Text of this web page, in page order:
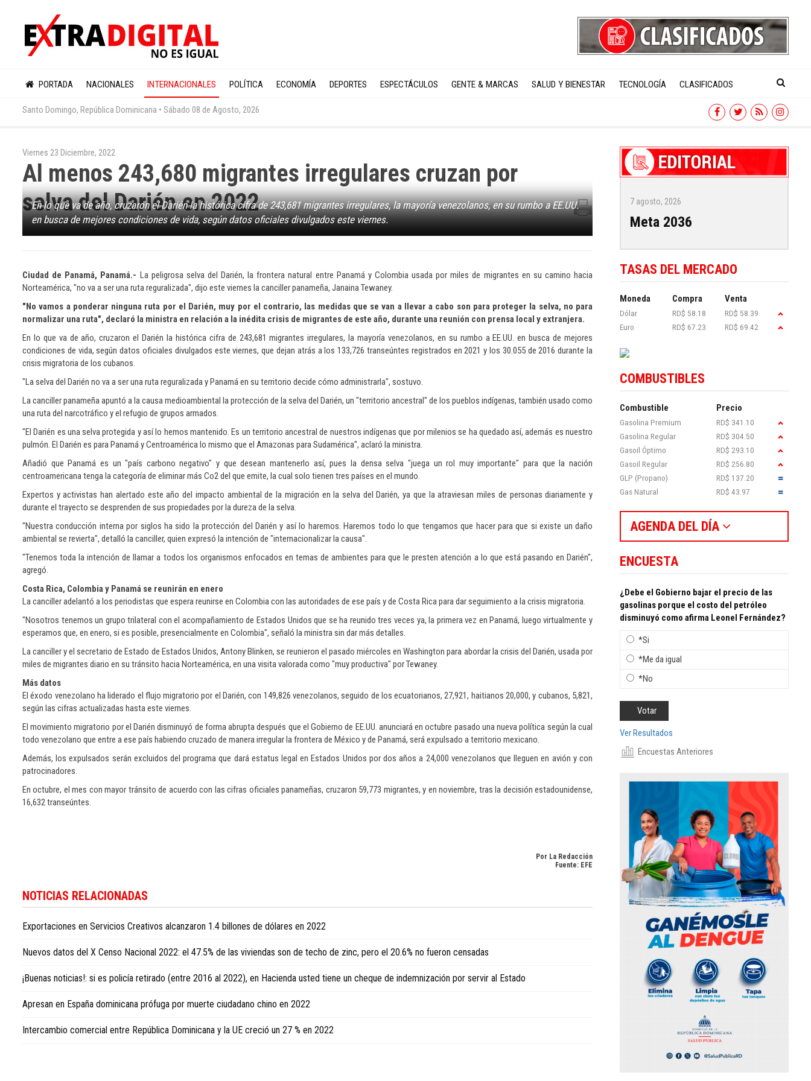
PORTADA NACIONALES INTERNACIONALES POLÍTICA ECONOMÍA DEPORTES ESPECTÁCULOS GENTE & MARCAS SALUD Y BIENESTAR TECNOLOGÍA CLASIFICADOS
Santo Domingo, República Dominicana • Sábado 08 de Agosto, 2026
Viernes 23 Diciembre, 2022
Al menos 243,680 migrantes irregulares cruzan por
selva del Darién en 2022
En lo que va de año, cruzaron el Darién la histórica cifra de 243,681 migrantes irregulares, la mayoría venezolanos, en su rumbo a EE.UU.
en busca de mejores condiciones de vida, según datos oficiales divulgados este viernes.
Ciudad de Panamá, Panamá.- La peligrosa selva del Darién, la frontera natural entre Panamá y Colombia usada por miles de migrantes en su camino hacia
Norteamérica, "no va a ser una ruta reguralizada", dijo este viernes la canciller panameña, Janaina Tewaney.
"No vamos a ponderar ninguna ruta por el Darién, muy por el contrario, las medidas que se van a llevar a cabo son para proteger la selva, no para
normalizar una ruta", declaró la ministra en relación a la inédita crisis de migrantes de este año, durante una reunión con prensa local y extranjera.
En lo que va de año, cruzaron el Darién la histórica cifra de 243,681 migrantes irregulares, la mayoría venezolanos, en su rumbo a EE.UU. en busca de mejores
condiciones de vida, según datos oficiales divulgados este viernes, que dejan atrás a los 133,726 transeúntes registrados en 2021 y los 30.055 de 2016 durante la
crisis migratoria de los cubanos.
"La selva del Darién no va a ser una ruta reguralizada y Panamá en su territorio decide cómo administrarla", sostuvo.
La canciller panameña apuntó a la causa medioambiental la protección de la selva del Darién, un "territorio ancestral" de los pueblos indígenas, también usado como
una ruta del narcotráfico y el refugio de grupos armados.
"El Darién es una selva protegida y así lo hemos mantenido. Es un territorio ancestral de nuestros indígenas que por milenios se ha quedado así, además es nuestro
pulmón. El Darién es para Panamá y Centroamérica lo mismo que el Amazonas para Sudamérica", aclaró la ministra.
Añadió que Panamá es un "país carbono negativo" y que desean mantenerlo así, pues la densa selva "juega un rol muy importante" para que la nación
centroamericana tenga la categoría de eliminar más Co2 del que emite, la cual solo tienen tres países en el mundo.
Expertos y activistas han alertado este año del impacto ambiental de la migración en la selva del Darién, ya que la atraviesan miles de personas diariamente y
durante el trayecto se desprenden de sus propiedades por la dureza de la selva.
"Nuestra conducción interna por siglos ha sido la protección del Darién y así lo haremos. Haremos todo lo que tengamos que hacer para que si existe un daño
ambiental se revierta", detalló la canciller, quien expresó la intención de "internacionalizar la causa".
"Tenemos toda la intención de llamar a todos los organismos enfocados en temas de ambientes para que le presten atención a lo que está pasando en Darién",
agregó.
Costa Rica, Colombia y Panamá se reunirán en enero
La canciller adelantó a los periodistas que espera reunirse en Colombia con las autoridades de ese país y de Costa Rica para dar seguimiento a la crisis migratoria.
"Nosotros tenemos un grupo trilateral con el acompañamiento de Estados Unidos que se ha reunido tres veces ya, la primera vez en Panamá, luego virtualmente y
esperamos que, en enero, si es posible, presencialmente en Colombia", señaló la ministra sin dar más detalles.
La canciller y el secretario de Estado de Estados Unidos, Antony Blinken, se reunieron el pasado miércoles en Washington para abordar la crisis del Darién, usada por
miles de migrantes diario en su tránsito hacia Norteamérica, en una visita valorada como "muy productiva" por Tewaney.
Más datos
El éxodo venezolano ha liderado el flujo migratorio por el Darién, con 149,826 venezolanos, seguido de los ecuatorianos, 27,921, haitianos 20,000, y cubanos, 5,821,
según las cifras actualizadas hasta este viernes.
El movimiento migratorio por el Darién disminuyó de forma abrupta después que el Gobierno de EE.UU. anunciará en octubre pasado una nueva política según la cual
todo venezolano que entre a ese país habiendo cruzado de manera irregular la frontera de México y de Panamá, será expulsado a territorio mexicano.
Además, los expulsados serán excluidos del programa que dará estatus legal en Estados Unidos por dos años a 24,000 venezolanos que lleguen en avión y con
patrocinadores.
En octubre, el mes con mayor tránsito de acuerdo con las cifras oficiales panameñas, cruzaron 59,773 migrantes, y en noviembre, tras la decisión estadounidense,
16,632 transeúntes.
Por La Redacción
Fuente: EFE
desea
actualidad
con
en
República
consulte
NOTICIAS RELACIONADAS
Exportaciones en Servicios Creativos alcanzaron 1.4 billones de dólares en 2022
Nuevos datos del X Censo Nacional 2022: el 47.5% de las viviendas son de techo de zinc, pero el 20.6% no fueron censadas
¡Buenas noticias!: si es policía retirado (entre 2016 al 2022), en Hacienda usted tiene un cheque de indemnización por servir al Estado
Apresan en España dominicana prófuga por muerte ciudadano chino en 2022
Intercambio comercial entre República Dominicana y la UE creció un 27 % en 2022
7 agosto, 2026
Meta 2036
TASAS DEL MERCADO
Moneda Compra Venta
Dólar RD$ 58.18
RD$ 58.39
Euro
RD$ 67.23 RD$ 69.42
COMBUSTIBLES
Combustible Precio
Gasolina Premium
RD$ 341.10
Gasolina Regular
RD$ 304.50
Gasoil Óptimo
RD$ 293.10
Gasoil Regular
RD$ 256.80
GLP (Propano)
RD$ 137.20
Gas Natural
RD$ 43.97
AGENDA DEL DÍA
ENCUESTA
¿Debe el Gobierno bajar el precio de las
gasolinas porque el costo del petróleo
disminuyó como afirma Leonel Fernández?
*Si
*Me da igual
*No
Ver Resultados
Encuestas Anteriores